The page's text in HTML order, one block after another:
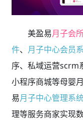
美盈易月子会
件、 月子中心会员
序、私域运营scrm
小程序商城等母婴
易月子中心管理系
理等服务商家实现